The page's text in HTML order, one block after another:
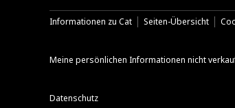
Informationen zu Cat Seiten-Übersicht
Meine persönlichen Informationen nicht
Datenschutz